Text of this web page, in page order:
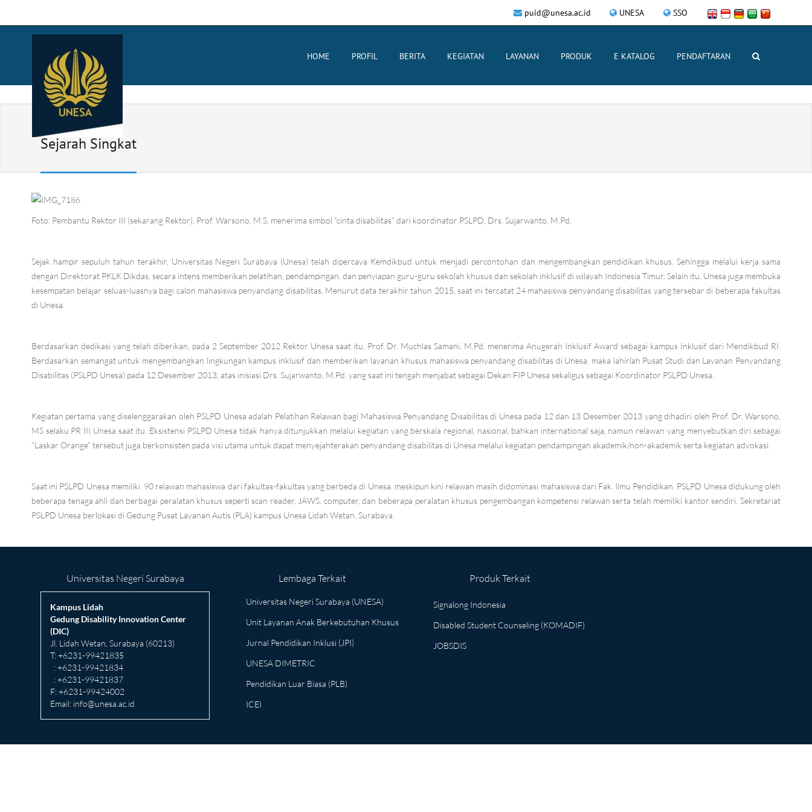
UNESA SSO
puid@unesa.ac.id
HOME PROFIL BERITA KEGIATAN LAYANAN PRODUK E KATALOG PENDAFTARAN
Sejarah Singkat
Foto: Pembantu Rektor III (sekarang Rektor), Prof. Warsono, M.S. menerima simbol “cinta disabilitas” dari koordinator PSLPD, Drs. Sujarwanto, M.Pd.
Sejak hampir sepuluh tahun terakhir, Universitas Negeri Surabaya (Unesa) telah dipercaya Kemdikbud untuk menjadi percontohan dan mengembangkan pendidikan khusus. Sehingga melalui kerja sama
dengan Direktorat PKLK Dikdas, secara intens memberikan pelatihan, pendampingan, dan penyiapan guru-guru sekolah khusus dan sekolah inklusif di wilayah Indonesia Timur. Selain itu, Unesa juga membuka
kesempatan belajar seluas-luasnya bagi calon mahasiswa penyandang disabilitas. Menurut data terakhir tahun 2015, saat ini tercatat 24 mahasiswa penyandang disabilitas yang tersebar di beberapa fakultas
di Unesa.
Berdasarkan dedikasi yang telah diberikan, pada 2 September 2012 Rektor Unesa saat itu, Prof. Dr. Muchlas Samani, M.Pd. menerima Anugerah Inklusif Award sebagai kampus Inklusif dari Mendikbud RI.
Berdasarkan semangat untuk mengembangkan lingkungan kampus inklusif dan memberikan layanan khusus mahasiswa penyandang disabilitas di Unesa, maka lahirlah Pusat Studi dan Layanan Penyandang
Disabilitas (PSLPD Unesa) pada 12 Desember 2013, atas inisiasi Drs. Sujarwanto, M.Pd. yang saat ini tengah menjabat sebagai Dekan FIP Unesa sekaligus sebagai Koordinator PSLPD Unesa.
Kegiatan pertama yang diselenggarakan oleh PSLPD Unesa adalah Pelatihan Relawan bagi Mahasiswa Penyandang Disabilitas di Unesa pada 12 dan 13 Desember 2013 yang dihadiri oleh Prof. Dr. Warsono,
MS selaku PR III Unesa saat itu. Eksistensi PSLPD Unesa tidak hanya ditunjukkan melalui kegiatan yang berskala regional, nasional, bahkan international saja, namun relawan yang menyebutkan diri sebagai
”Laskar Orange” tersebut juga berkonsisten pada visi utama untuk dapat menyejahterakan penyandang disabilitas di Unesa melalui kegiatan pendampingan akademik/non-akademik serta kegiatan advokasi.
Saat ini PSLPD Unesa memiliki 90 relawan mahasiswa dari fakultas-fakultas yang berbeda di Unesa, meskipun kini relawan masih didominasi mahasiswa dari Fak. Ilmu Pendidikan. PSLPD Unesa didukung oleh
beberapa tenaga ahli dan berbagai peralatan khusus seperti scan reader, JAWS, computer, dan beberapa peralatan khusus pengembangan kompetensi relawan serta telah memiliki kantor sendiri. Sekretariat
PSLPD Unesa berlokasi di Gedung Pusat Layanan Autis (PLA) kampus Unesa Lidah Wetan, Surabaya.
Universitas Negeri Surabaya
Kampus Lidah
Gedung Disability Innovation Center
(DIC)
Jl. Lidah Wetan, Surabaya (60213)
T: +6231-99421835
: +6231-99421834
: +6231-99421837
F: +6231-99424002
Email: info@unesa.ac.id
Lembaga Terkait
Universitas Negeri Surabaya (UNESA)
Unit Layanan Anak Berkebutuhan Khusus
Jurnal Pendidikan Inklusi (JPI)
UNESA DIMETRIC
Pendidikan Luar Biasa (PLB)
ICEI
Produk Terkait
Signalong Indonesia
Disabled Student Counseling (KOMADIF)
JOBSDIS